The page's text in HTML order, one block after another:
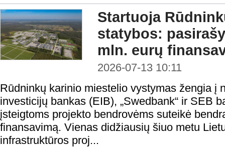
Startuoja
statybos:
mln. eurų
2026-07-13 10:11
Rūdninkų karinio miestelio vystymas žengia į
investicijų bankas (EIB), „Swedbank“ ir SEB
įsteigtoms projekto bendrovėms suteikė
finansavimą. Vienas didžiausių šiuo metu
infrastruktūros proj...